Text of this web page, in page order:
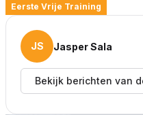
Eerste Vrije Training
JS Jasper Sala
Bekijk berichten van